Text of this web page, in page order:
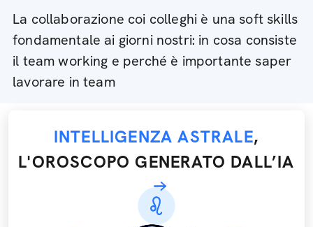
La collaborazione coi colleghi è una soft skills
fondamentale ai giorni nostri: in cosa consiste
il team working e perché è importante saper
lavorare in team
INTELLIGENZA ASTRALE,
L'OROSCOPO GENERATO DALL’IA